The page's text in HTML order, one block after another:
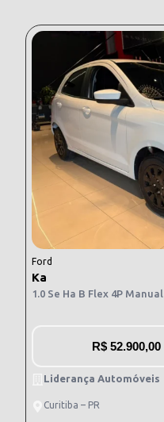
Ford
Ka
1.0 Se Ha B Flex 4P Manual
R$ 52.900,00
Liderança Automóveis
Curitiba – PR